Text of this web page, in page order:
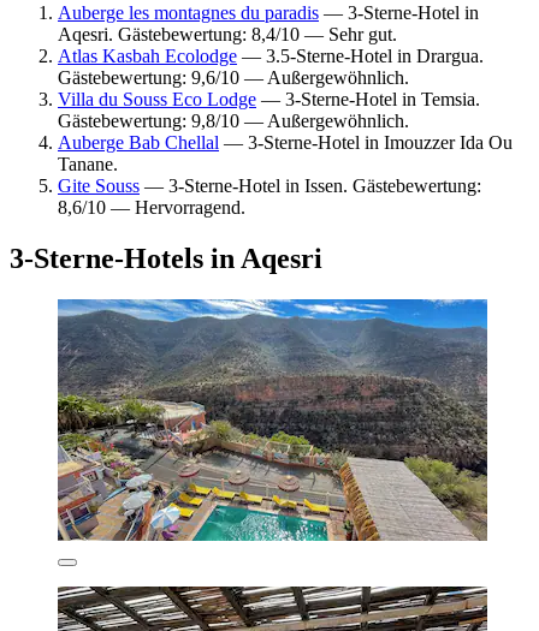
Auberge les montagnes du paradis — 3-Sterne-Hotel in
Aqesri. Gästebewertung: 8,4/10 — Sehr gut.
Atlas Kasbah Ecolodge — 3.5-Sterne-Hotel in Drargua.
Gästebewertung: 9,6/10 — Außergewöhnlich.
Villa du Souss Eco Lodge — 3-Sterne-Hotel in Temsia.
Gästebewertung: 9,8/10 — Außergewöhnlich.
Auberge Bab Chellal — 3-Sterne-Hotel in Imouzzer Ida Ou
Tanane.
Gite Souss — 3-Sterne-Hotel in Issen. Gästebewertung:
8,6/10 — Hervorragend.
3-Sterne-Hotels in Aqesri